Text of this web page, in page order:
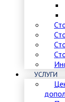
УСЛУГИ